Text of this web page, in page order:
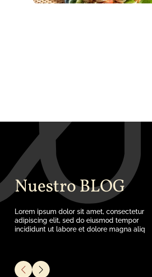
Nuestro BLOG
Lorem ipsum dolor sit amet, consectetur
adipiscing elit, sed do eiusmod tempor
incididunt ut labore et dolore magna aliq